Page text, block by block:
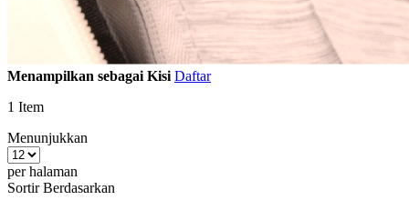
Menampilkan sebagai Kisi Daftar
1 Item
Menunjukkan
per halaman
Sortir Berdasarkan